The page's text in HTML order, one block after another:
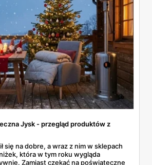
Jysk - przegląd produktów z
się na dobre, a wraz z nim w sklepach
która w tym roku wygląda
Zamiast czekać na poświąteczne